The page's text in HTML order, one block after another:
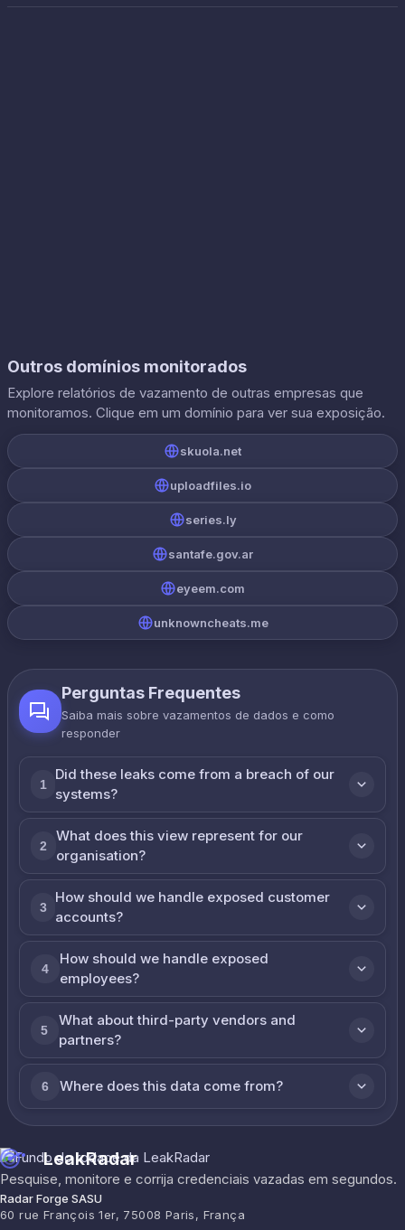
Outros domínios monitorados
Explore relatórios de vazamento de outras empresas que
monitoramos. Clique em um domínio para ver sua exposição.
skuola.net
uploadfiles.io
series.ly
santafe.gov.ar
eyeem.com
unknowncheats.me
Perguntas Frequentes
Saiba mais sobre vazamentos de dados e como
responder
1
Did these leaks come from a breach of our
systems?
2
What does this view represent for our
organisation?
3
How should we handle exposed customer
accounts?
4
How should we handle exposed
employees?
5
What about third-party vendors and
partners?
6 Where does this data come from?
LeakRadar
Pesquise, monitore e corrija credenciais vazadas em segundos.
Radar Forge SASU
60 rue François 1er, 75008 Paris, França